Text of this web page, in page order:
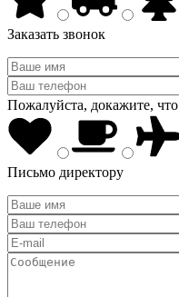
Заказать звонок
Пожалуйста, докажите,
Письмо директору